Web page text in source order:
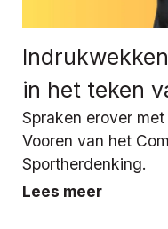
in het teken
Spraken erover
Vooren van het
Sportherdenking.
Lees meer